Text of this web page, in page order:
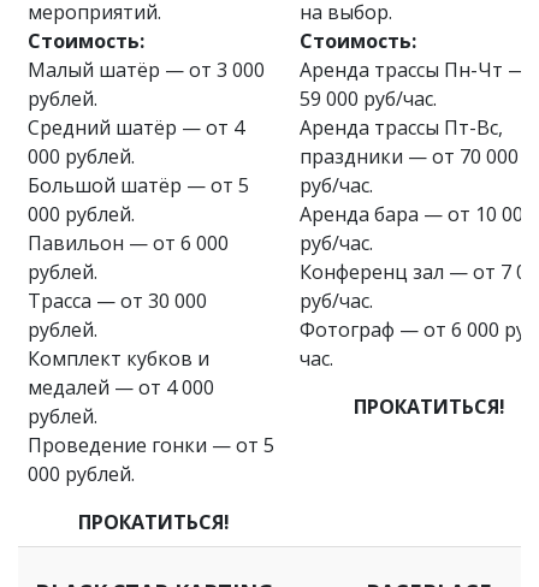
мероприятий.
Стоимость:
Малый шатёр — от 3 000
рублей.
Средний шатёр — от 4
000 рублей.
Большой шатёр — от 5
000 рублей.
Павильон — от 6 000
рублей.
Трасса — от 30 000
рублей.
Комплект кубков и
медалей — от 4 000
рублей.
Проведение гонки — от 5
000 рублей.
ПРОКАТИТЬСЯ!
на выбор.
Стоимость:
Аренда трассы Пн-Чт —
59 000 руб/час.
Аренда трассы Пт-Вс,
праздники — от 70 000
руб/час.
Аренда бара — от 10 000
руб/час.
Конференц зал — от 7
руб/час.
Фотограф — от 6 000
час.
ПРОКАТИТЬСЯ!